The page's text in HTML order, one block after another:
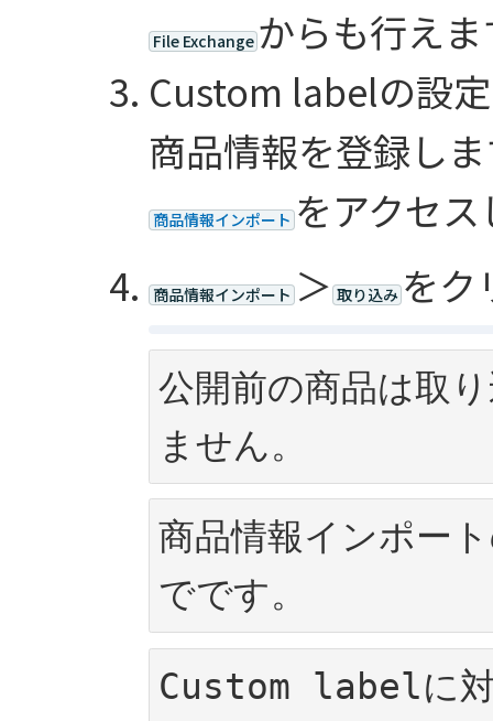
File Exchange からも行えま
Custom labelの設
商品情報を登録し
商品情報インポート をアクセ
商品情報インポート ＞ 取り込み をク
公開前の商品は取
ません。
商品情報インポー
でです。
Custom labelに対